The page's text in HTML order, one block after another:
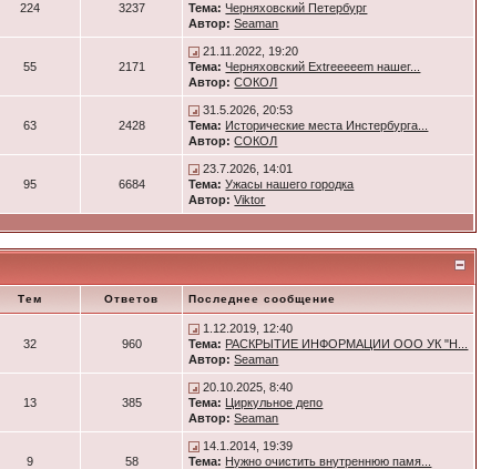
224 3237
Тема: Черняховский Петербург
Автор: Seaman
55 2171
21.11.2022, 19:20
Тема: Черняховский Extreeeeem нашег...
Автор: СОКОЛ
63 2428
31.5.2026, 20:53
Тема: Исторические места Инстербурга...
Автор: СОКОЛ
95 6684
23.7.2026, 14:01
Тема: Ужасы нашего городка
Автор: Viktor
Тем Ответов Последнее сообщение
32 960
1.12.2019, 12:40
Тема: РАСКРЫТИЕ ИНФОРМАЦИИ ООО УК "Н...
Автор: Seaman
13 385
20.10.2025, 8:40
Тема: Циркульное депо
Автор: Seaman
9 58
14.1.2014, 19:39
Тема: Нужно очистить внутреннюю памя...